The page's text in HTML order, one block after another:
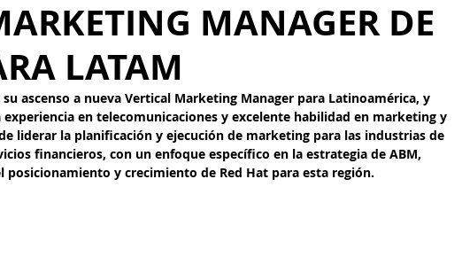
MANAGER DE
LATAM
ascenso a nueva Vertical Marketing Manager para Latinoamérica, y
en telecomunicaciones y excelente habilidad en marketing y
liderar la planificación y ejecución de marketing para las industrias de
financieros, con un enfoque específico en la estrategia de ABM,
posicionamiento y crecimiento de Red Hat para esta región.